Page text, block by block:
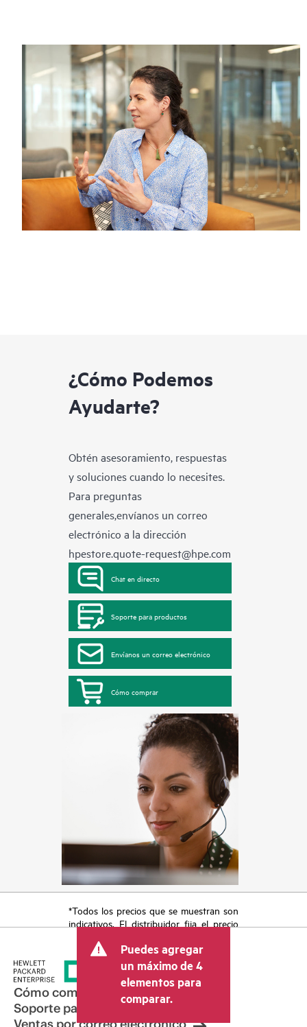
¿Cómo Podemos
Ayudarte?
Obtén asesoramiento, respuestas
y soluciones cuando lo necesites.
Para preguntas
generales,envíanos un correo
electrónico a la dirección
hpestore.quote-request@hpe.com
Chat en directo
Soporte para productos
Envíanos un correo electrónico
Cómo comprar
*Todos los precios que se muestran son
indicativos. El distribuidor fija el precio
otros conceptos, como los impuestos a
la venta, el IVA y el envío. El precio de la
transacción que establece el distribuidor
puede variar con respecto a otros
distribuidores y al precio indicativo
mostrado. El precio indicativo puede
Puedes agregar
un máximo de 4
elementos para
comparar.
Cómo comprar
Soporte para productos